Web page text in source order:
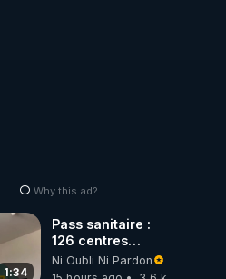
Why this ad?
1:34
Pass sanitaire :
126 centres
commerciaux
concernés par
Ni Oubli Ni Pardon